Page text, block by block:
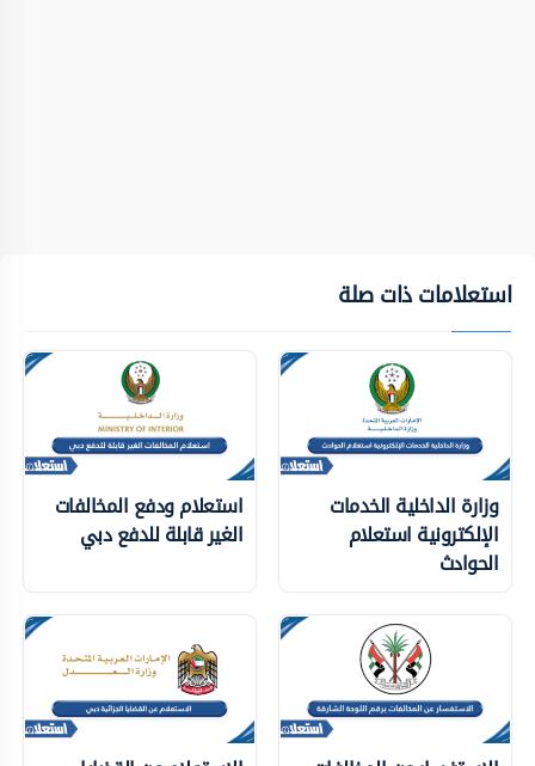
استعلامات ذات صلة
وزارة الداخلية الخدمات
الإلكترونية استعلام
الحوادث
استعلام ودفع المخالفات
الغير قابلة للدفع دبي